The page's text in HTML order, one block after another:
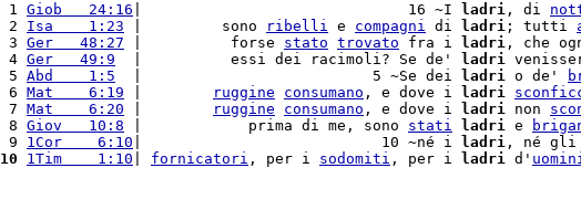
1 Giob   24:16 |                              16 ~I ladri , di
2 Isa    1:23 |         sono ribelli e compagni di ladri ; tutti
3 Ger   48:27 |          forse stato trovato fra i ladri , che
4 Ger   49:9
  |          essi dei racimoli? Se de'
ladri
5 Abd    1:5
  |                          5 ~Se dei
ladri o de'
6 Mat    6:19 ruggine consumano , e dove i ladri
7 Mat    6:20 ruggine consumano , e dove i ladri non
8 Giov   10:8 |            prima di me, sono stati ladri e
9 1Cor    6:10 |                           10 ~né i ladri , né gli
10
1Tim    1:10 fornicatori , per i sodomiti , per i ladri d'